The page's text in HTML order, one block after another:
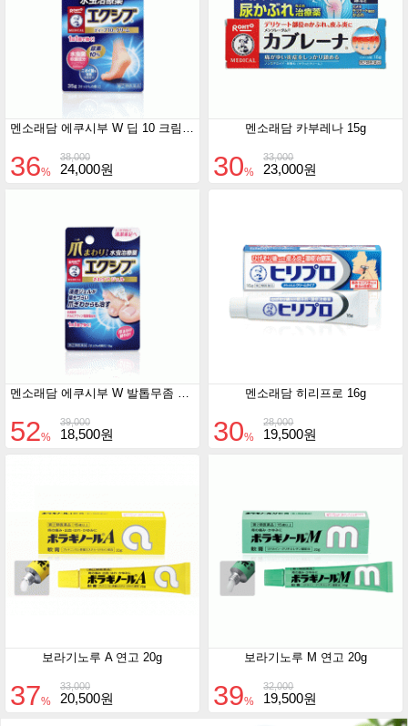
38,000
36% 24,000원
멘소래담 카부레나 15g
33,000
30% 23,000원
39,000
52% 18,500원
멘소래담 히리프로 16g
28,000
30% 19,500원
보라기노루 A 연고 20g
33,000
37% 20,500원
보라기노루 M 연고 20g
32,000
39% 19,500원